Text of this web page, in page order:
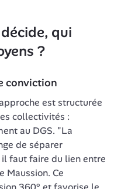
qui
?
conviction
est structurée
collectivités :
au DGS. "La
de séparer
faut faire du lien entre
Maussion. Ce